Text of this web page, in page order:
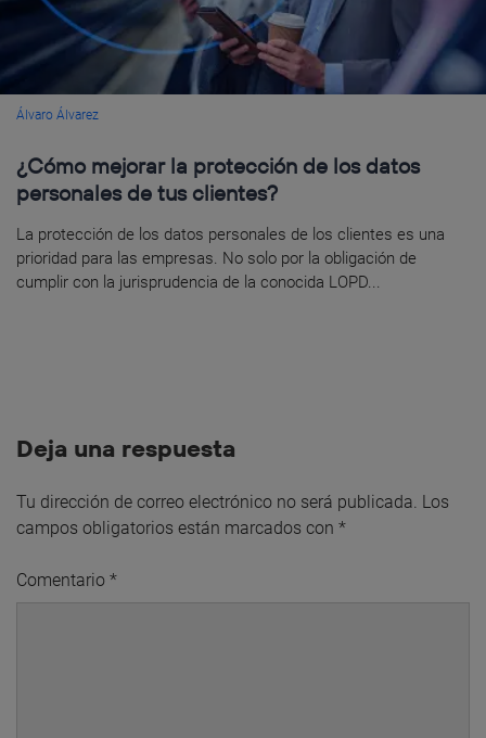
Álvaro Álvarez
¿Cómo mejorar la protección de los datos
personales de tus clientes?
La protección de los datos personales de los clientes es una
prioridad para las empresas. No solo por la obligación de
cumplir con la jurisprudencia de la conocida LOPD...
Deja una respuesta
Tu dirección de correo electrónico no será publicada. Los
campos obligatorios están marcados con *
Comentario *